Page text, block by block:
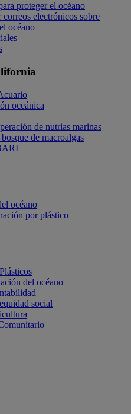
proteger el océano
electrónicos sobre
océano
oceánica
de nutrias marinas
de macroalgas
océano
por plástico
del océano
social